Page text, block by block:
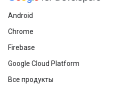
Android
Chrome
Firebase
Google Cloud Platform
Все продукты